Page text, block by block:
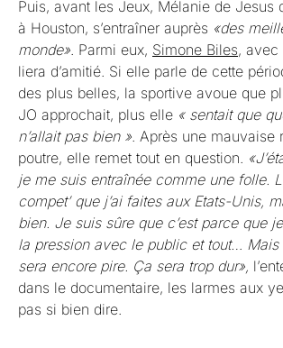
Puis, avant les Jeux, Mélanie de Jesus
à Houston, s’entraîner auprès «des
monde» . Parmi eux, Simone Biles,
liera d’amitié. Si elle parle de cette
des plus belles, la sportive avoue que
JO approchait, plus elle « sentait que
n’allait pas bien » . Après une
poutre, elle remet tout en question.
je me suis entraînée comme une folle.
compet’ que j’ai faites aux Etats-Unis,
bien. Je suis sûre que c’est parce que
la pression avec le public et tout… Mais
sera encore pire. Ça sera trop dur»,
dans le documentaire, les larmes aux
pas si bien dire.